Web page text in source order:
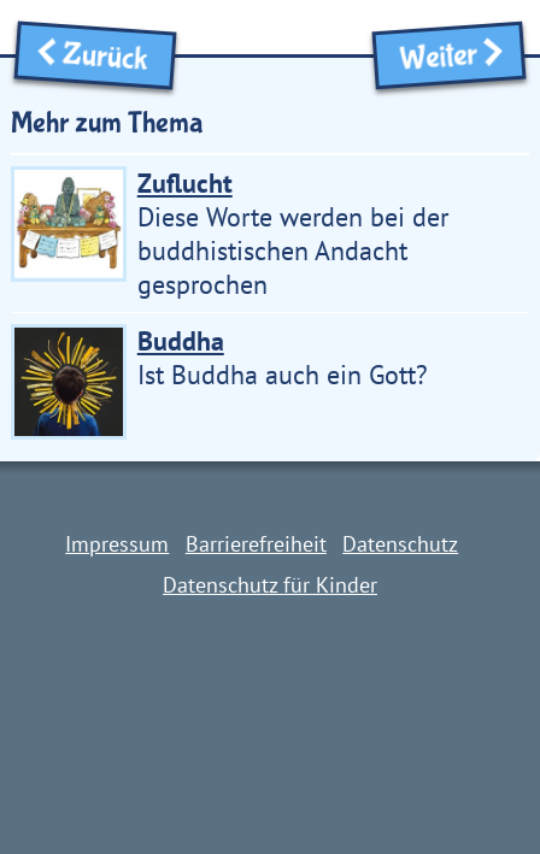
Zurück Weiter
Mehr zum Thema
Zuflucht
Diese Worte werden bei der
buddhistischen Andacht
gesprochen
Buddha
Ist Buddha auch ein Gott?
Impressum Barrierefreiheit
Datenschutz
Datenschutz für Kinder